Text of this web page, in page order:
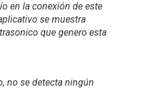
en la conexión de este
se muestra
que genero esta
no se detecta ningún